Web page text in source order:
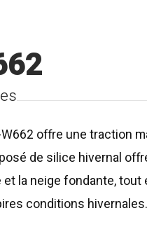
offre une traction
de silice hivernal
la neige fondante,
conditions hivernales.